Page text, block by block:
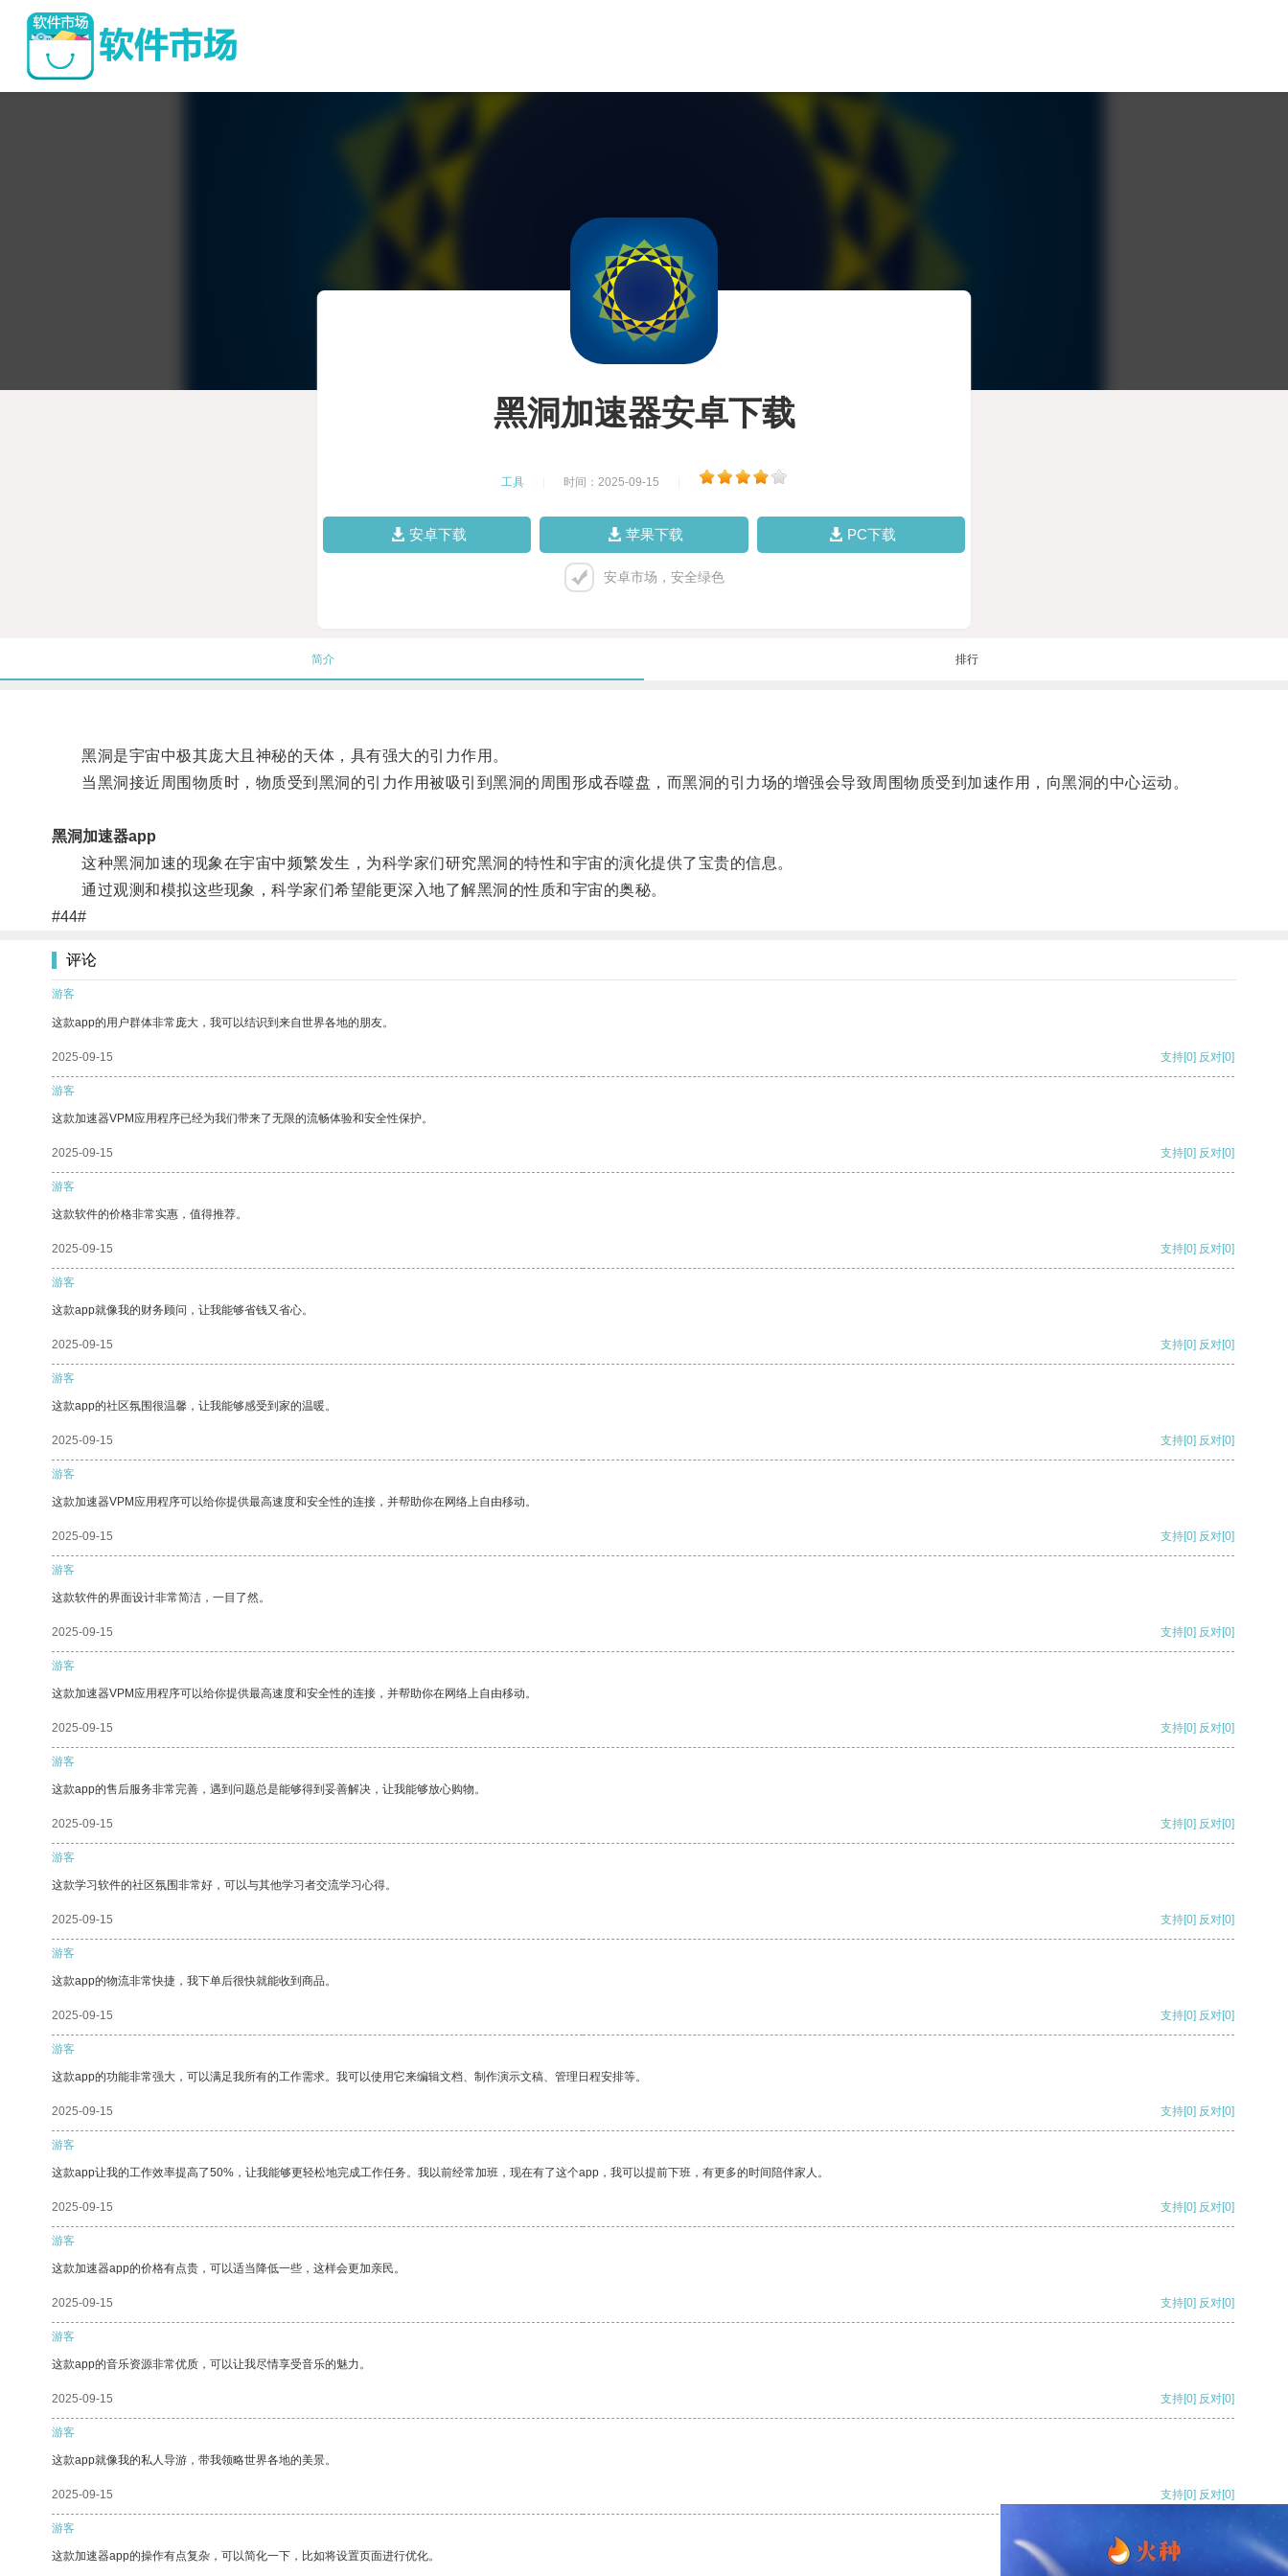
黑洞加速器安卓下载
工具 时间：2025-09-15
安卓下载 苹果下载 PC下载
安卓市场，安全绿色
简介 排行
黑洞是宇宙中极其庞大且神秘的天体，具有强大的引力作用。
当黑洞接近周围物质时，物质受到黑洞的引力作用被吸引到黑洞的周围形成吞噬盘，而黑洞的引力场的增强会导致周围物质受到加速作用，向黑洞的中心运动。
黑洞加速器app
这种黑洞加速的现象在宇宙中频繁发生，为科学家们研究黑洞的特性和宇宙的演化提供了宝贵的信息。
通过观测和模拟这些现象，科学家们希望能更深入地了解黑洞的性质和宇宙的奥秘。
#44#
评论
游客
这款app的用户群体非常庞大，我可以结识到来自世界各地的朋友。
2025-09-15 支持[0] 反对[0]
游客
这款加速器VPM应用程序已经为我们带来了无限的流畅体验和安全性保护。
2025-09-15 支持[0] 反对[0]
游客
这款软件的价格非常实惠，值得推荐。
2025-09-15 支持[0] 反对[0]
游客
这款app就像我的财务顾问，让我能够省钱又省心。
2025-09-15 支持[0] 反对[0]
游客
这款app的社区氛围很温馨，让我能够感受到家的温暖。
2025-09-15 支持[0] 反对[0]
游客
这款加速器VPM应用程序可以给你提供最高速度和安全性的连接，并帮助你在网络上自由移动。
2025-09-15 支持[0] 反对[0]
游客
这款软件的界面设计非常简洁，一目了然。
2025-09-15 支持[0] 反对[0]
游客
这款加速器VPM应用程序可以给你提供最高速度和安全性的连接，并帮助你在网络上自由移动。
2025-09-15 支持[0] 反对[0]
游客
这款app的售后服务非常完善，遇到问题总是能够得到妥善解决，让我能够放心购物。
2025-09-15 支持[0] 反对[0]
游客
这款学习软件的社区氛围非常好，可以与其他学习者交流学习心得。
2025-09-15 支持[0] 反对[0]
游客
这款app的物流非常快捷，我下单后很快就能收到商品。
2025-09-15 支持[0] 反对[0]
游客
这款app的功能非常强大，可以满足我所有的工作需求。我可以使用它来编辑文档、制作演示文稿、管理日程安排等。
2025-09-15 支持[0] 反对[0]
游客
这款app让我的工作效率提高了50%，让我能够更轻松地完成工作任务。我以前经常加班，现在有了这个app，我可以提前下班，有更多的时间陪伴家人。
2025-09-15 支持[0] 反对[0]
游客
这款加速器app的价格有点贵，可以适当降低一些，这样会更加亲民。
2025-09-15 支持[0] 反对[0]
游客
这款app的音乐资源非常优质，可以让我尽情享受音乐的魅力。
2025-09-15 支持[0] 反对[0]
游客
这款app就像我的私人导游，带我领略世界各地的美景。
2025-09-15 支持[0] 反对[0]
游客
这款加速器app的操作有点复杂，可以简化一下，比如将设置页面进行优化。